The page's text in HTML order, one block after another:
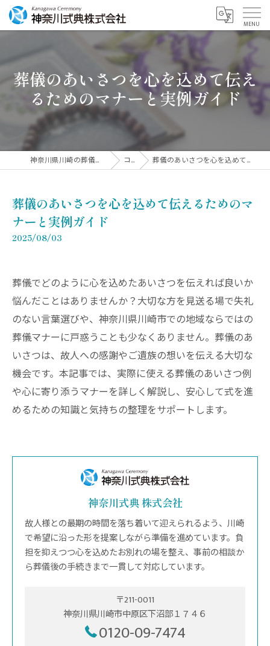
葬儀のあいさつを心を込めて伝え
るためのマナーと実例ガイド
神奈川県川崎の葬儀なら神奈川式典株式会社 コラム 葬儀のあいさつを心を込めて伝えるためのマナーと実例ガイド
葬儀のあいさつを心を込めて伝えるためのマ
ナーと実例ガイド
2025/08/03
葬儀でどのように心を込めたあいさつを伝えれば良いか
悩んだことはありませんか？大切な方を見送る場で失礼
のない言葉選びや、神奈川県川崎市での地域ならではの
葬儀マナーに戸惑うことも少なくありません。葬儀のあ
いさつは、故人への感謝やご遺族の想いを伝える大切な
機会です。本記事では、実際に使える葬儀のあいさつ例
や心に寄り添うマナーを詳しく解説し、安心して式を進
めるための知識と気持ちの整理をサポートします。
神奈川式典 株式会社
故人様との最期の時間を落ち着いて迎えられるよう、川崎
で希望に沿った形を提案しながら準備を進めています。負
担を抑えつつ心を込めたお別れの場を整え、事前の相談か
ら葬儀後の手続きまで一貫して対応しています。
〒211-0011
神奈川県川崎市中原区下沼部１７４６
0120-09-7474